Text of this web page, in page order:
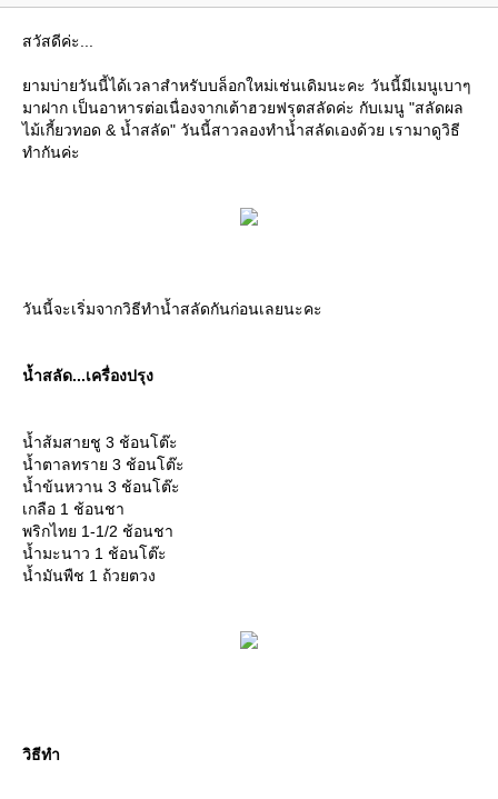
สวัสดีค่ะ...
ามบ่ายวันนี้ได้เวลาสำหรับบล็อกใหม่เช่นเดิมนะคะ วันนี้มีเมนูเบาๆ
มาฝาก เป็นอาหารต่อเนื่องจากเต้าฮวยฟรุตสลัดค่ะ กับเมนู "สลัดผล
ไม้เกี้ยวทอด & น้ำสลัด" วันนี้สาวลองทำน้ำสลัดเองด้วย เรามาดูวิธี
ทำกันค่ะ
วันนี้จะเริ่มจากวิธีทำน้ำสลัดกันก่อนเลยนะคะ
น้ำสลัด...เครื่องปรุง
น้ำส้มสายชู 3 ช้อนโต๊ะ
น้ำตาลทราย 3 ช้อนโต๊ะ
น้ำข้นหวาน 3 ช้อนโต๊ะ
เกลือ 1 ช้อนชา
พริกไทย 1-1/2 ช้อนชา
น้ำมะนาว 1 ช้อนโต๊ะ
น้ำมันพืช 1 ถ้วยตวง
วิธีทำ